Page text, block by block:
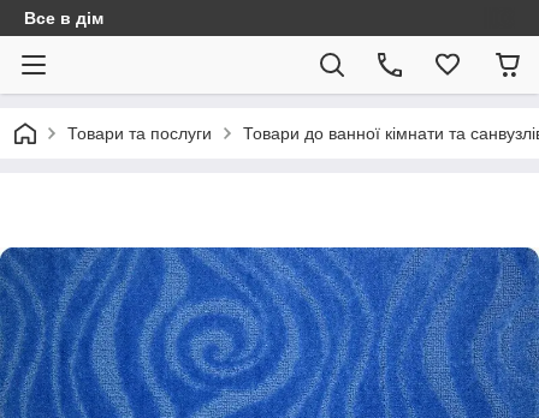
Все в дім
Товари та послуги Товари до ванної кімнати та